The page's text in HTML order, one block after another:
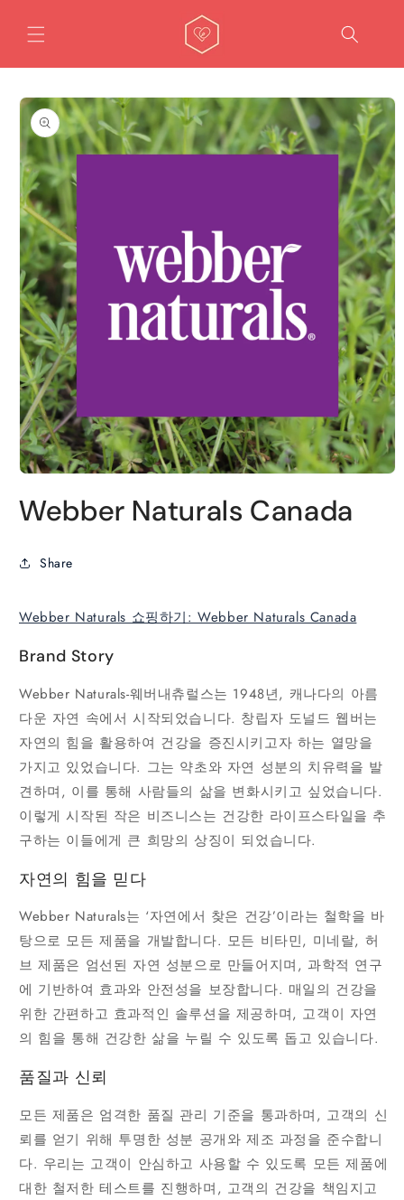
뛰기
제품 정
보로 건
너뛰기
에
디
기
Webber Naturals Canada
Share
Webber Naturals 쇼핑하기: Webber Naturals Canada
Brand Story
Webber Naturals-웨버내츄럴스는 1948년, 캐나다의 아름
다운 자연 속에서 시작되었습니다. 창립자 도널드 웹버는
자연의 힘을 활용하여 건강을 증진시키고자 하는 열망을
가지고 있었습니다. 그는 약초와 자연 성분의 치유력을 발
견하며, 이를 통해 사람들의 삶을 변화시키고 싶었습니다.
이렇게 시작된 작은 비즈니스는 건강한 라이프스타일을 추
구하는 이들에게 큰 희망의 상징이 되었습니다.
자연의 힘을 믿다
Webber Naturals는 ‘자연에서 찾은 건강’이라는 철학을 바
탕으로 모든 제품을 개발합니다. 모든 비타민, 미네랄, 허
브 제품은 엄선된 자연 성분으로 만들어지며, 과학적 연구
에 기반하여 효과와 안전성을 보장합니다. 매일의 건강을
위한 간편하고 효과적인 솔루션을 제공하며, 고객이 자연
의 힘을 통해 건강한 삶을 누릴 수 있도록 돕고 있습니다.
품질과 신뢰
모든 제품은 엄격한 품질 관리 기준을 통과하며, 고객의 신
뢰를 얻기 위해 투명한 성분 공개와 제조 과정을 준수합니
다. 우리는 고객이 안심하고 사용할 수 있도록 모든 제품에
대한 철저한 테스트를 진행하며, 고객의 건강을 책임지고